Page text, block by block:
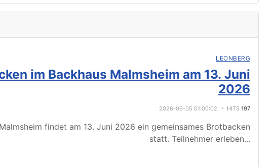
LEONBERG
im Backhaus Malmsheim am 13. Juni
2026
2026-06-05 01:00:02 HITS 197
findet am 13. Juni 2026 ein gemeinsames Brotbacken
statt. Teilnehmer erleben...